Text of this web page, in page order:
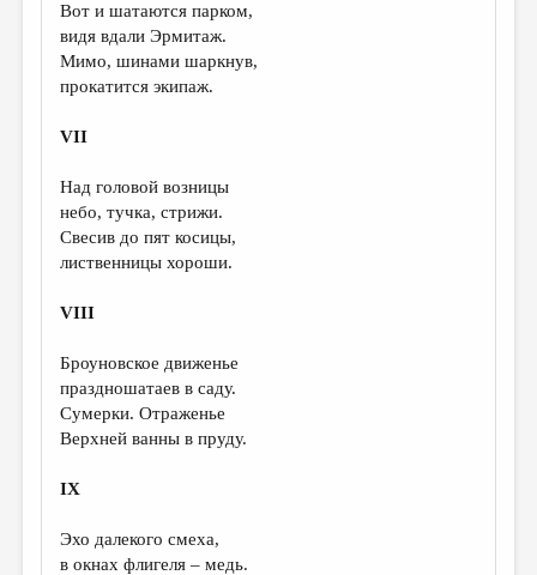
ЦИКЛЫ ПУБЛИКАЦИЙ
ТРЕДИАКОВСКИЙ
ВКОНТАКТЕ
Вот и шатаются парком,
видя вдали Эрмитаж.
Мимо, шинами шаркнув,
прокатится экипаж.
VII
Над головой возницы
небо, тучка, стрижи.
Свесив до пят косицы,
лиственницы хороши.
VIII
Броуновское движенье
праздношатаев в саду.
Сумерки. Отраженье
Верхней ванны в пруду.
IX
Эхо далекого смеха,
в окнах флигеля – медь.